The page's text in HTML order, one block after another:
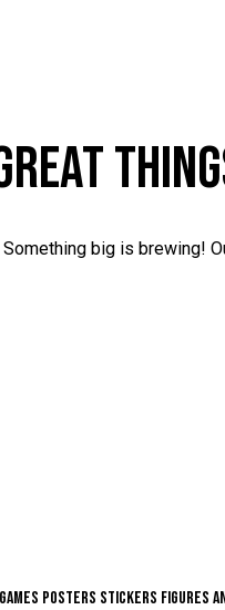
Something big is brewing!
Posters Stickers Figures